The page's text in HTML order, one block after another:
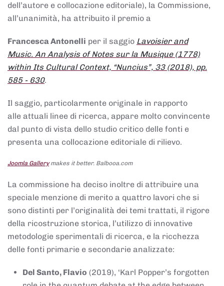
dell’autore e collocazione editoriale), la Commissione,
all’unanimità, ha attribuito il premio a
Francesca Antonelli per il saggio Lavoisier and
Music. An Analysis of Notes sur la Musique (1778)
within Its Cultural Context, “Nuncius”, 33 (2018), pp.
585 - 630.
Il saggio, particolarmente originale in rapporto
alle attuali linee di ricerca, appare molto convincente
dal punto di vista dello studio critico delle fonti e
presenta una collocazione editoriale di rilievo.
Joomla Gallerymakes it better. Balbooa.com
La commissione ha deciso inoltre di attribuire una
speciale menzione di merito a quattro lavori che si
sono distinti per l’originalità dei temi trattati, il rigore
della ricostruzione storica, l’utilizzo di innovative
metodologie sperimentali di ricerca, e la ricchezza
delle fonti primarie e secondarie analizzate:
Del Santo, Flavio (2019), ‘Karl Popper’s forgotten